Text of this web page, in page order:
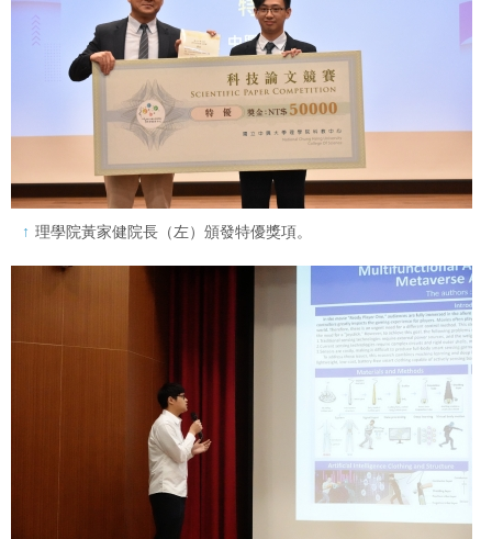
理學院黃家健院長（左）頒發特優獎項。